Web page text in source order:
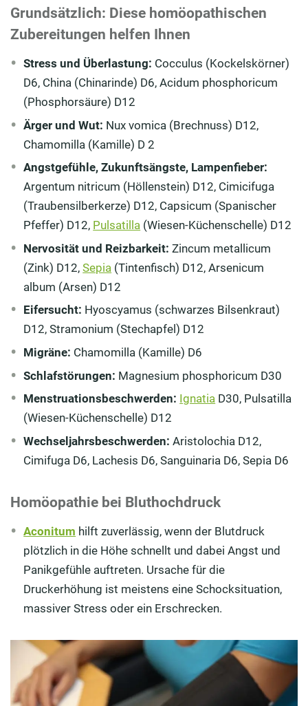
Grundsätzlich: Diese homöopathischen
Zubereitungen helfen Ihnen
Stress und Überlastung: Cocculus (Kockelskörner)
D6, China (Chinarinde) D6, Acidum phosphoricum
(Phosphorsäure) D12
Ärger und Wut: Nux vomica (Brechnuss) D12,
Chamomilla (Kamille) D 2
Angstgefühle, Zukunftsängste, Lampenfieber:
Argentum nitricum (Höllenstein) D12, Cimicifuga
(Traubensilberkerze) D12, Capsicum (Spanischer
Pfeffer) D12, Pulsatilla (Wiesen-Küchenschelle) D12
Nervosität und Reizbarkeit: Zincum metallicum
(Zink) D12,Sepia (Tintenfisch) D12, Arsenicum
album (Arsen) D12
Eifersucht: Hyoscyamus (schwarzes Bilsenkraut)
D12, Stramonium (Stechapfel) D12
Migräne: Chamomilla (Kamille) D6
Schlafstörungen: Magnesium phosphoricum D30
Menstruationsbeschwerden: Ignatia D30, Pulsatilla
(Wiesen-Küchenschelle) D12
Wechseljahrsbeschwerden: Aristolochia D12,
Cimifuga D6, Lachesis D6, Sanguinaria D6, Sepia D6
Homöopathie bei Bluthochdruck
Aconitum hilft zuverlässig, wenn der Blutdruck
plötzlich in die Höhe schnellt und dabei Angst und
Panikgefühle auftreten. Ursache für die
Druckerhöhung ist meistens eine Schocksituation,
massiver Stress oder ein Erschrecken.